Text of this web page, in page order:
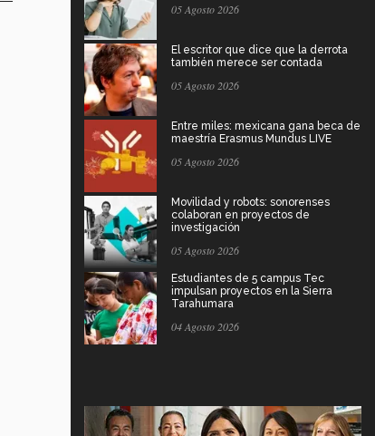
05 Agosto 2026
El escritor que dice que la derrota
también merece ser contada
05 Agosto 2026
Entre miles: mexicana gana beca de
maestría Erasmus Mundus LIVE
05 Agosto 2026
Movilidad y robots: sonorenses
colaboran en proyectos de
investigación
05 Agosto 2026
Estudiantes de 5 campus Tec
impulsan proyectos en la Sierra
Tarahumara
04 Agosto 2026